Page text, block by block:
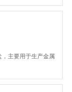
高度耐火性，能抵抗
作的设备或产品
主要用于生产金属